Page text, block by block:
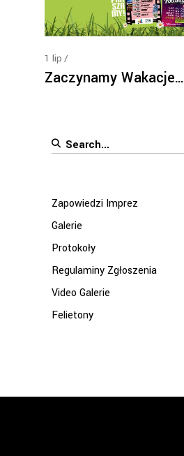
1 lip
Zaczynamy Wakacje…
Search
Zapowiedzi Imprez
Galerie
Protokoły
Regulaminy Zgłoszenia
Video Galerie
Felietony